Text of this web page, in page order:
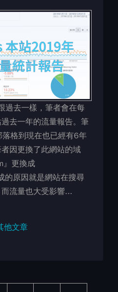
過去一樣，筆者會在每
去一年的流量報告。筆
格到現在也已經有6年
因更換了此網站的域
』更換成
的原因就是網站在搜尋
流量也大受影響...
他文章
Pagination